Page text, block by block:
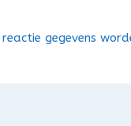
reactie gegevens